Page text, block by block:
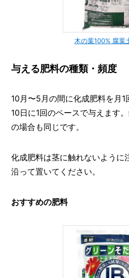
木の葉100% 腐葉
与える肥料の種類・頻度
10月〜5月の間に化成肥料を月
10日に1回のペースで与えます
の場合も同じです。
化成肥料は茎に触れないように
沿って置いてください。
おすすめの肥料